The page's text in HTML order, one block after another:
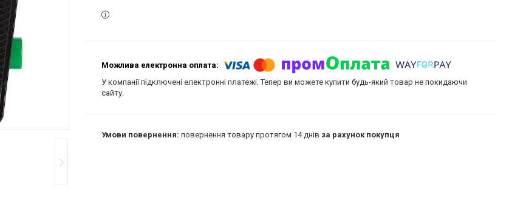
У компанії підключені електронні платежі. Тепер ви можете купити будь-який товар не покидаючи
сайту.
повернення товару протягом 14 днів за рахунок покупця